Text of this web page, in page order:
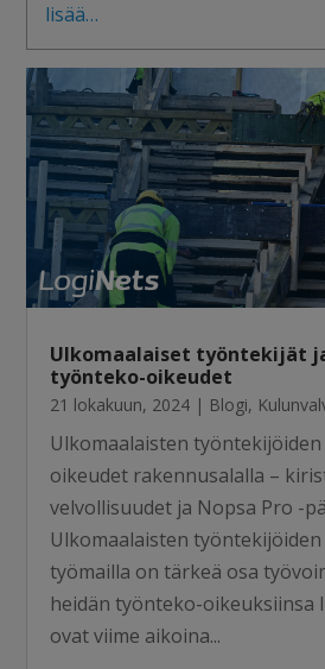
lisää…
Ulkomaalaiset työntekijät
työnteko-oikeudet
21 lokakuun, 2024 | Blogi,
Ulkomaalaisten
oikeudet rakennusalalla –
velvollisuudet ja Nopsa Pro -
Ulkomaalaisten
työmailla on tärkeä osa
heidän työnteko-oikeuksiinsa
ovat viime aikoina...